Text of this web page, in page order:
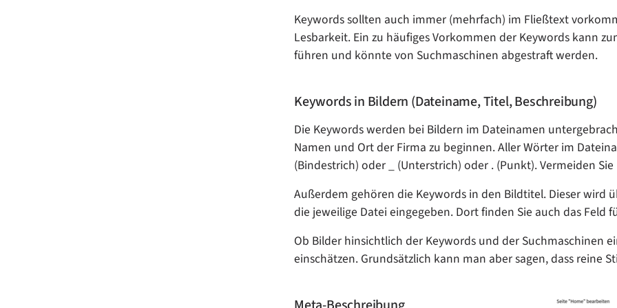
Keywords sollten auch immer (mehrfach) im Fließtext
Lesbarkeit. Ein zu häufiges Vorkommen der Keywords kann
führen und könnte von Suchmaschinen abgestraft werden.
Keywords in Bildern (Dateiname, Titel, Beschreibung)
Die Keywords werden bei Bildern im Dateinamen
Namen und Ort der Firma zu beginnen. Aller Wörter im
(Bindestrich) oder _ (Unterstrich) oder . (Punkt). Vermeiden
Außerdem gehören die Keywords in den Bildtitel. Dieser wird
die jeweilige Datei eingegeben. Dort finden Sie auch das Feld
Ob Bilder hinsichtlich der Keywords und der Suchmaschinen
einschätzen. Grundsätzlich kann man aber sagen, dass reine